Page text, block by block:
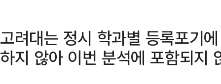
고려대는 정시 학과별 등록포기
하지 않아 이번 분석에 포함되지